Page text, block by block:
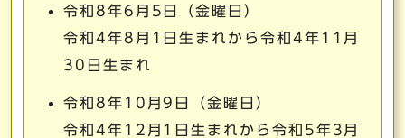
令和8年6月5日（金曜日）
令和4年8月1日生まれから令和4年11月
30日生まれ
令和8年10月9日（金曜日）
令和4年12月1日生まれから令和5年3月